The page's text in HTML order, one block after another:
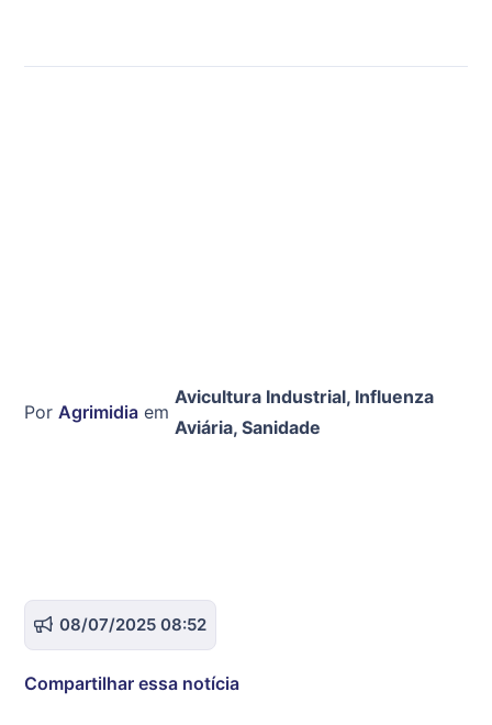
Por Agrimidia em
Avicultura Industrial, Influenza
Aviária, Sanidade
08/07/2025 08:52
Compartilhar essa notícia